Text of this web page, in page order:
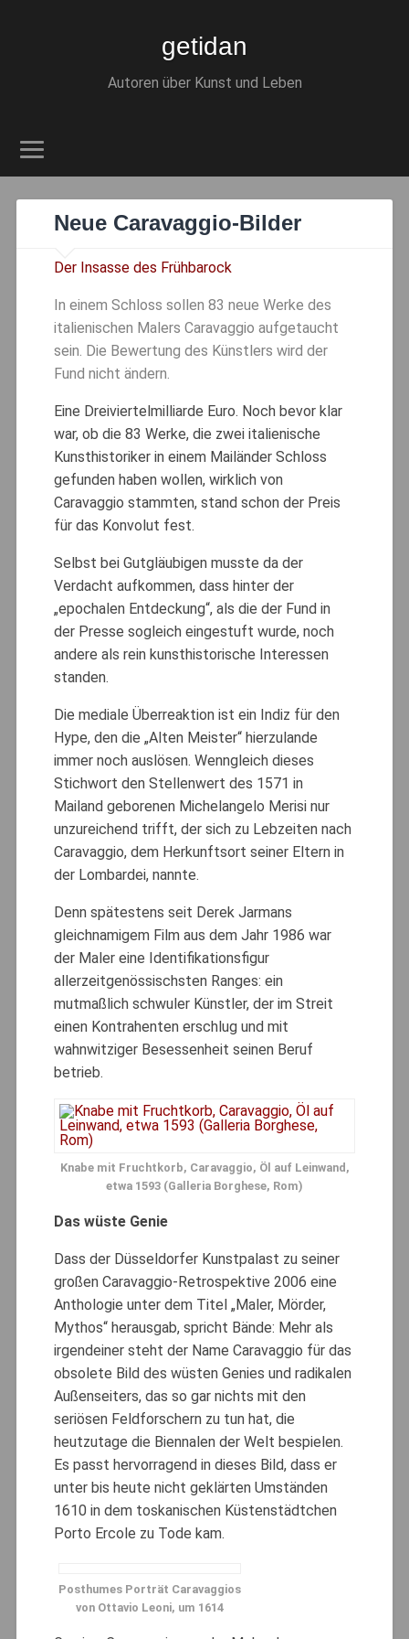
getidan
Autoren über Kunst und Leben
Neue Caravaggio-Bilder
Der Insasse des Frühbarock
In einem Schloss sollen 83 neue Werke des
italienischen Malers Caravaggio aufgetaucht
sein. Die Bewertung des Künstlers wird der
Fund nicht ändern.
Eine Dreiviertelmilliarde Euro. Noch bevor klar
war, ob die 83 Werke, die zwei italienische
Kunsthistoriker in einem Mailänder Schloss
gefunden haben wollen, wirklich von
Caravaggio stammten, stand schon der Preis
für das Konvolut fest.
Selbst bei Gutgläubigen musste da der
Verdacht aufkommen, dass hinter der
„epochalen Entdeckung“, als die der Fund in
der Presse sogleich eingestuft wurde, noch
andere als rein kunsthistorische Interessen
standen.
Die mediale Überreaktion ist ein Indiz für den
Hype, den die „Alten Meister“ hierzulande
immer noch auslösen. Wenngleich dieses
Stichwort den Stellenwert des 1571 in
Mailand geborenen Michelangelo Merisi nur
unzureichend trifft, der sich zu Lebzeiten nach
Caravaggio, dem Herkunftsort seiner Eltern in
der Lombardei, nannte.
Denn spätestens seit Derek Jarmans
gleichnamigem Film aus dem Jahr 1986 war
der Maler eine Identifikationsfigur
allerzeitgenössischsten Ranges: ein
mutmaßlich schwuler Künstler, der im Streit
einen Kontrahenten erschlug und mit
wahnwitziger Besessenheit seinen Beruf
betrieb.
Knabe mit Fruchtkorb, Caravaggio, Öl auf Leinwand,
etwa 1593 (Galleria Borghese, Rom)
Das wüste Genie
Dass der Düsseldorfer Kunstpalast zu seiner
großen Caravaggio-Retrospektive 2006 eine
Anthologie unter dem Titel „Maler, Mörder,
Mythos“ herausgab, spricht Bände: Mehr als
irgendeiner steht der Name Caravaggio für das
obsolete Bild des wüsten Genies und radikalen
Außenseiters, das so gar nichts mit den
seriösen Feldforschern zu tun hat, die
heutzutage die Biennalen der Welt bespielen.
Es passt hervorragend in dieses Bild, dass er
unter bis heute nicht geklärten Umständen
1610 in dem toskanischen Küstenstädtchen
Porto Ercole zu Tode kam.
Posthumes Porträt Caravaggios
von Ottavio Leoni, um 1614